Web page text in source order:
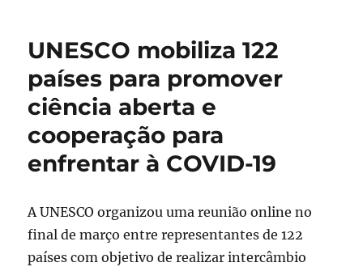
UNESCO mobiliza 122
países para promover
ciência aberta e
cooperação para
enfrentar à COVID-19
A UNESCO organizou uma reunião online no
final de março entre representantes de 122
países com objetivo de realizar intercâmbio